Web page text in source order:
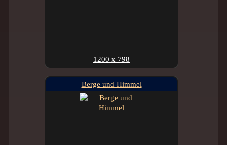
1200 x 798
Berge und Himmel